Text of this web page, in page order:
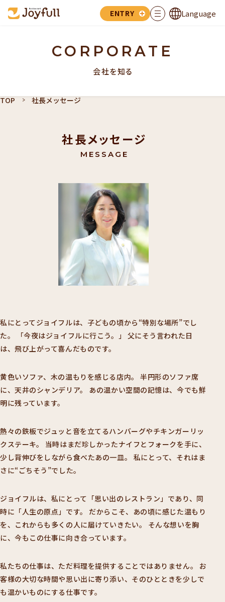
ENTRY Language
CORPORATE
会社を知る
TOP 社長メッセージ
社長メッセージ
MESSAGE
私にとってジョイフルは、子どもの頃から“特別な場所”でし
た。
「今夜はジョイフルに行こう。」 父にそう言われた日
は、飛び上がって喜んだものです。
黄色いソファ、木の温もりを感じる店内。半円形のソファ席
に、天井のシャンデリア。 あの温かい空間の記憶は、今でも鮮
明に残っています。
熱々の鉄板でジュッと音を立てるハンバーグやチキンガーリッ
クステーキ。 当時はまだ珍しかったナイフとフォークを手に、
少し背伸びをしながら食べたあの一皿。 私にとって、それはま
さに“ごちそう”でした。
ジョイフルは、私にとって「思い出のレストラン」であり、同
時に「人生の原点」です。 だからこそ、あの頃に感じた温もり
を、これからも多くの人に届けていきたい。 そんな想いを胸
に、今もこの仕事に向き合っています。
私たちの仕事は、ただ料理を提供することではありません。 お
客様の大切な時間や思い出に寄り添い、そのひとときを少しで
も温かいものにする仕事です。